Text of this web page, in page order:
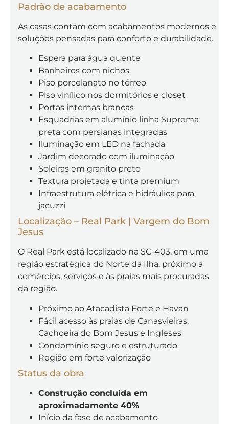
Padrão de acabamento
As casas contam com acabamentos modernos e
soluções pensadas para conforto e durabilidade.
Espera para água quente
Banheiros com nichos
Piso porcelanato no térreo
Piso vinílico nos dormitórios e closet
Portas internas brancas
Esquadrias em alumínio linha Suprema
preta com persianas integradas
Iluminação em LED na fachada
Jardim decorado com iluminação
Soleiras em granito preto
Textura projetada e tinta premium
Infraestrutura elétrica e hidráulica para
jacuzzi
Localização – Real Park | Vargem do Bom
Jesus
O Real Park está localizado na SC-403, em uma
região estratégica do Norte da Ilha, próximo a
comércios, serviços e às praias mais procuradas
da região.
Próximo ao Atacadista Forte e Havan
Fácil acesso às praias de Canasvieiras,
Cachoeira do Bom Jesus e Ingleses
Condomínio seguro e estruturado
Região em forte valorização
Status da obra
Construção concluída em
aproximadamente 40%
Início da fase de acabamento